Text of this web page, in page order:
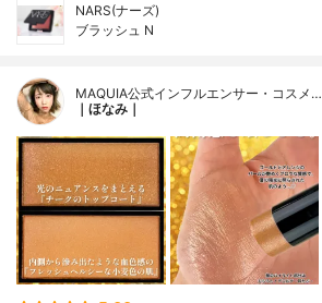
NARS(ナーズ)
ブラッシュ N
MAQUIA公式インフルエンサー・コスメ…
｜ほなみ｜